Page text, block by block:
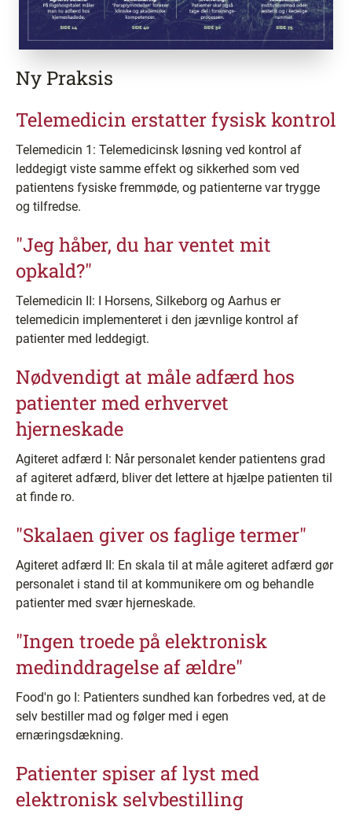
Ny Praksis
Telemedicin erstatter fysisk kontrol
Telemedicin 1: Telemedicinsk løsning ved kontrol af
leddegigt viste samme effekt og sikkerhed som ved
patientens fysiske fremmøde, og patienterne var trygge
og tilfredse.
"Jeg håber, du har ventet mit
opkald?"
Telemedicin II: I Horsens, Silkeborg og Aarhus er
telemedicin implementeret i den jævnlige kontrol af
patienter med leddegigt.
Nødvendigt at måle adfærd hos
patienter med erhvervet
hjerneskade
Agiteret adfærd I: Når personalet kender patientens grad
af agiteret adfærd, bliver det lettere at hjælpe patienten til
at finde ro.
"Skalaen giver os faglige termer"
Agiteret adfærd II: En skala til at måle agiteret adfærd gør
personalet i stand til at kommunikere om og behandle
patienter med svær hjerneskade.
"Ingen troede på elektronisk
medinddragelse af ældre"
Food'n go I: Patienters sundhed kan forbedres ved, at de
selv bestiller mad og følger med i egen
ernæringsdækning.
Patienter spiser af lyst med
elektronisk selvbestilling